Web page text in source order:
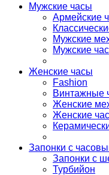
Мужские часы
Армейские
Мужские
Мужские
Женские часы
Fashion
Винтажные
Женские
Женские
Запонки с
Запонки с
Турбийон